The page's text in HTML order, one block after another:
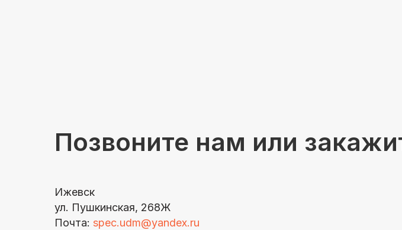
Позвоните нам или
Ижевск
ул. Пушкинская, 268Ж
Почта: spec.udm@yandex.ru